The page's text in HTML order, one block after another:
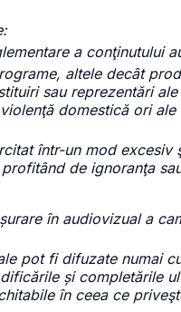
a conţinutului
altele decât
sau reprezentări
domestică ori
într-un mod excesiv
de ignoranţa
în audiovizual a
pot fi difuzate numai
și completările
în ceea ce